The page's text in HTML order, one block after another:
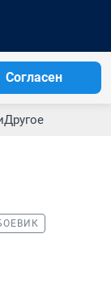
Согласен
Другое